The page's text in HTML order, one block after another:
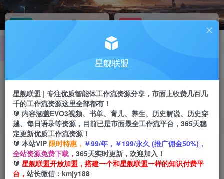
加入会员 工作流主页
每周免费工作流体验
站长招募
推荐
项目周期预估10年
星舰联盟
星舰联盟 | 专注优质智能体工作流资源分享，市面上收费几百几
千的工作流资源这里全部都有！
🔰 内容涵盖EVO3视频、书单、育儿、养生、历史解说、历史穿
越、每日语录等资源，目前已是市面最全工作流平台，365天稳
定更新优质工作流资源！
🔰 本站VIP 限时特惠， ￥99/年，￥199/永久 (推广佣金50%)，
全站资源免费下载， 365天实时更新，欢迎加入！
🔰 星舰联盟开放加盟，搭建一个和星舰联盟一样的知识付费平
台， 站长微信：kmjy188